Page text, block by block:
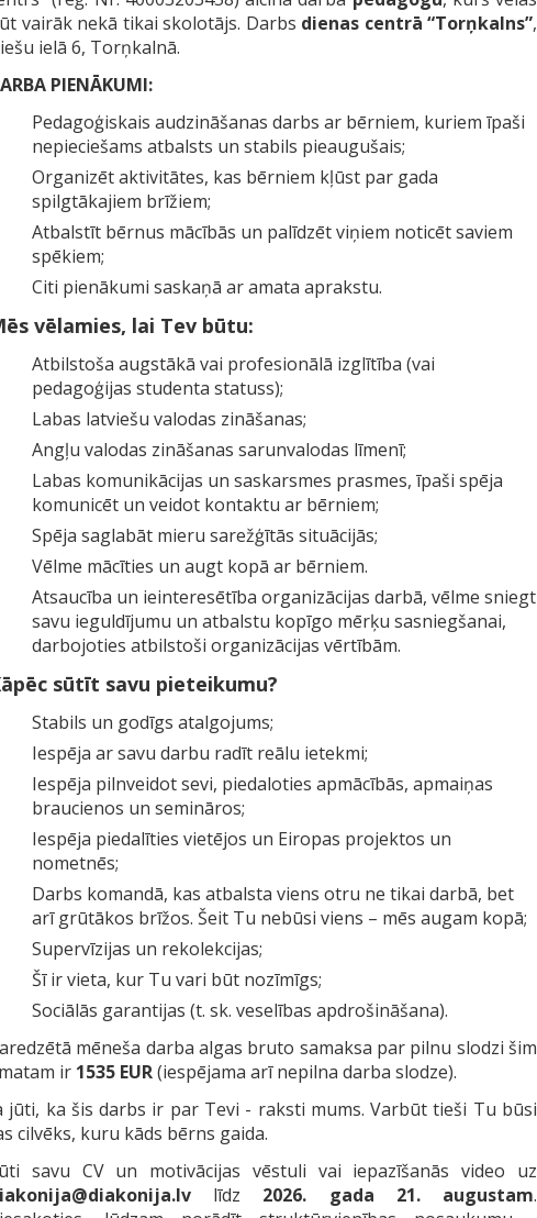
vairāk nekā tikai skolotājs. Darbs dienas centrā “Torņkalns”,
ielā 6, Torņkalnā.
PIENĀKUMI:
Pedagoģiskais audzināšanas darbs ar bērniem, kuriem īpaši
nepieciešams atbalsts un stabils pieaugušais;
Organizēt aktivitātes, kas bērniem kļūst par gada
spilgtākajiem brīžiem;
Atbalstīt bērnus mācībās un palīdzēt viņiem noticēt saviem
spēkiem;
Citi pienākumi saskaņā ar amata aprakstu.
vēlamies, lai Tev būtu:
Atbilstoša augstākā vai profesionālā izglītība (vai
pedagoģijas studenta statuss);
Labas latviešu valodas zināšanas;
Angļu valodas zināšanas sarunvalodas līmenī;
Labas komunikācijas un saskarsmes prasmes, īpaši spēja
komunicēt un veidot kontaktu ar bērniem;
Spēja saglabāt mieru sarežģītās situācijās;
Vēlme mācīties un augt kopā ar bērniem.
Atsaucība un ieinteresētība organizācijas darbā, vēlme sniegt
savu ieguldījumu un atbalstu kopīgo mērķu sasniegšanai,
darbojoties atbilstoši organizācijas vērtībām.
sūtīt savu pieteikumu?
Stabils un godīgs atalgojums;
Iespēja ar savu darbu radīt reālu ietekmi;
Iespēja pilnveidot sevi, piedaloties apmācībās, apmaiņas
braucienos un semināros;
Iespēja piedalīties vietējos un Eiropas projektos un
nometnēs;
Darbs komandā, kas atbalsta viens otru ne tikai darbā, bet
arī grūtākos brīžos. Šeit Tu nebūsi viens – mēs augam kopā;
Supervīzijas un rekolekcijas;
Šī ir vieta, kur Tu vari būt nozīmīgs;
Sociālās garantijas (t. sk. veselības apdrošināšana).
mēneša darba algas bruto samaksa par pilnu slodzi šim
ir 1535 EUR(iespējama arī nepilna darba slodze).
jūti, ka šis darbs ir par Tevi - raksti mums. Varbūt tieši Tu būsi
cilvēks, kuru kāds bērns gaida.
savu CV un motivācijas vēstuli vai iepazīšanās video uz
līdz 2026. gada 21. augustam.